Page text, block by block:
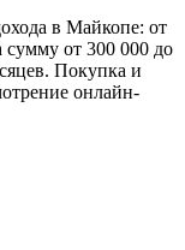
в Майкопе: от
сумму от 300 000 до
Покупка и
онлайн-